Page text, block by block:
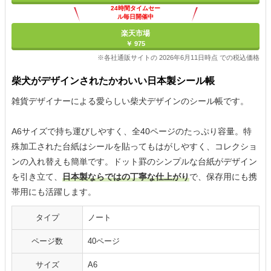
24時間タイムセー
ル毎日開催中
楽天市場
￥ 975
※各社通販サイトの 2026年6月11日時点 での税込価格
柴犬がデザインされたかわいい日本製シール帳
雑貨デザイナーによる愛らしい柴犬デザインのシール帳です。
A6サイズで持ち運びしやすく、全40ページのたっぷり容量。特
殊加工された台紙はシールを貼ってもはがしやすく、コレクショ
ンの入れ替えも簡単です。ドット罫のシンプルな台紙がデザイン
を引き立て、 日本製ならではの丁寧な仕上がりで、保存用にも携
帯用にも活躍します。
タイプ ノート
ページ数 40ページ
サイズ A6